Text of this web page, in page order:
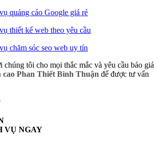
quảng cáo Google giá rẻ
thiết kế web theo yêu cầu
chăm sóc seo web uy tín
chúng tôi cho mọi thắc mắc và yêu cầu báo giá
cao Phan Thiết Bình Thuận để được tư vấn
VỤ NGAY